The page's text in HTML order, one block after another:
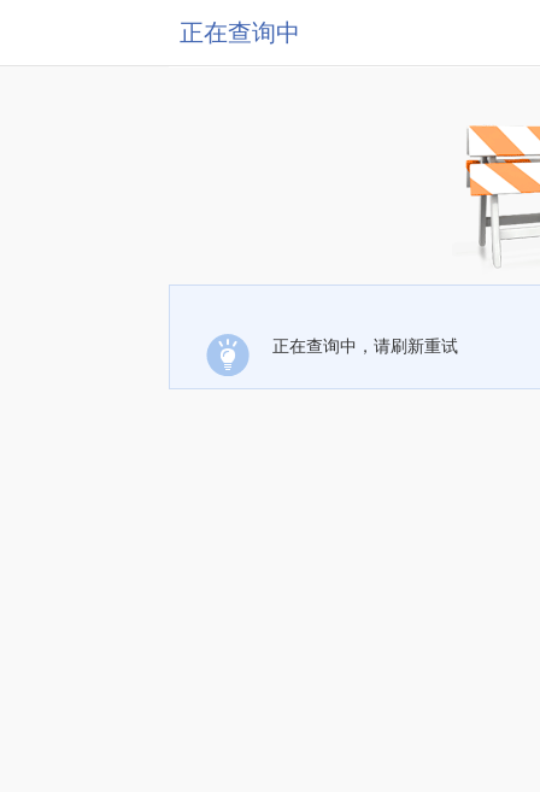
正在查询中
正在查询中，请刷新重试